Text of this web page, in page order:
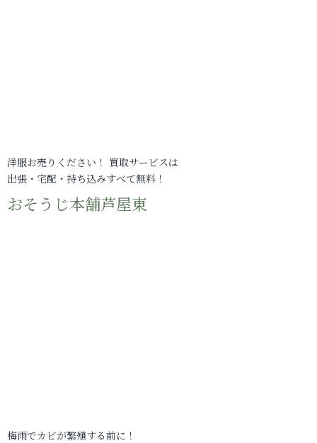
洋服お売りください！ 買取サービスは
出張・宅配・持ち込みすべて無料！
おそうじ本舗芦屋東
梅雨でカビが繁殖する前に！